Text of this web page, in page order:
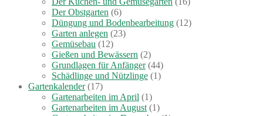
Der Obstgarten (6)
Düngung und Bodenbearbeitung (12)
Garten anlegen (23)
Gemüsebau (12)
Gießen und Bewässern (2)
Grundlagen für Anfänger(44)
Schädlinge und Nützlinge (1)
Gartenkalender(17)
Gartenarbeiten im April (1)
Gartenarbeiten im August (1)